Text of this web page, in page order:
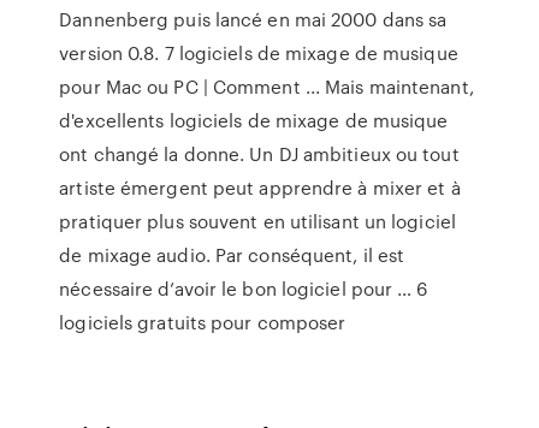
Dannenberg puis lancé en mai 2000 dans sa
version 0.8. 7 logiciels de mixage de musique
pour Mac ou PC | Comment ... Mais maintenant,
d'excellents logiciels de mixage de musique
ont changé la donne. Un DJ ambitieux ou tout
artiste émergent peut apprendre à mixer et à
pratiquer plus souvent en utilisant un logiciel
de mixage audio. Par conséquent, il est
nécessaire d’avoir le bon logiciel pour … 6
logiciels gratuits pour composer